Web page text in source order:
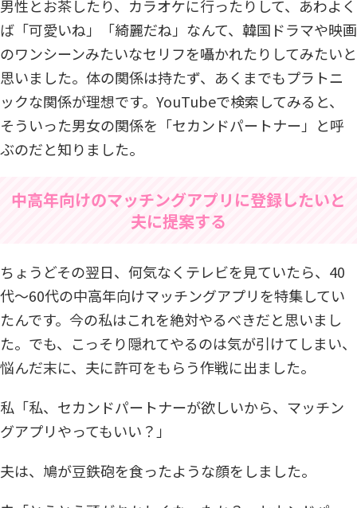
男性とお茶したり、カラオケに行ったりして、あわよく
ば「可愛いね」「綺麗だね」なんて、韓国ドラマや映画
のワンシーンみたいなセリフを囁かれたりしてみたいと
思いました。体の関係は持たず、あくまでもプラトニ
ックな関係が理想です。YouTubeで検索してみると、
そういった男女の関係を「セカンドパートナー」と呼
ぶのだと知りました。
中高年向けのマッチングアプリに登録したいと
夫に提案する
ちょうどその翌日、何気なくテレビを見ていたら、40
代～60代の中高年向けマッチングアプリを特集してい
たんです。今の私はこれを絶対やるべきだと思いまし
た。でも、こっそり隠れてやるのは気が引けてしまい、
悩んだ末に、夫に許可をもらう作戦に出ました。
私「私、セカンドパートナーが欲しいから、マッチン
グアプリやってもいい？」
夫は、鳩が豆鉄砲を食ったような顔をしました。